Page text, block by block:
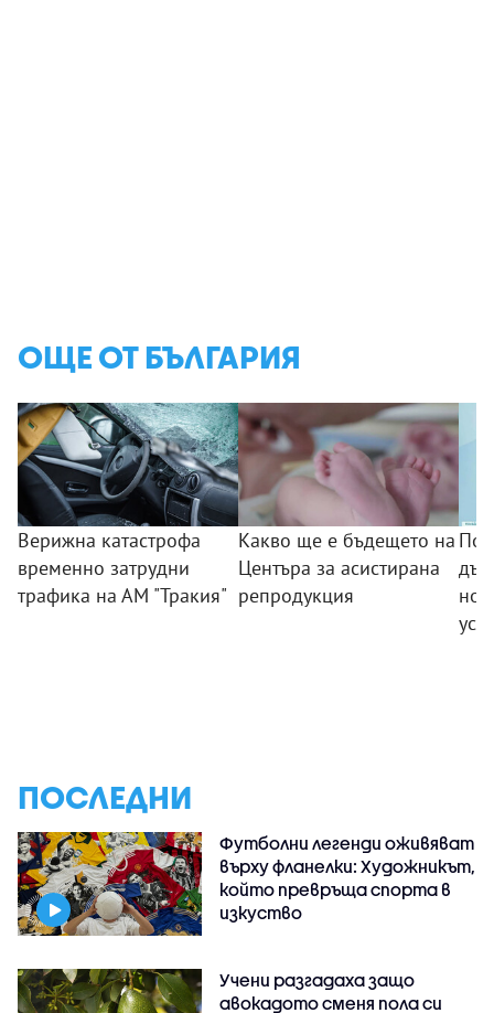
ОЩЕ ОТ БЪЛГАРИЯ
Верижна катастрофа
временно затрудни
трафика на АМ "Тракия"
Какво ще е бъдещето на
Центъра за асистирана
репродукция
ПОСЛЕДНИ
Футболни легенди оживяват
върху фланелки: Художникът,
който превръща спорта в
изкуство
Учени разгадаха защо
авокадото сменя пола си